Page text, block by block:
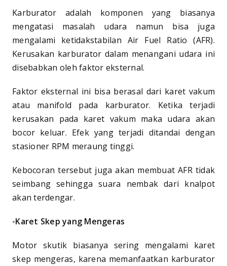
Karburator adalah komponen yang biasanya
mengatasi masalah udara namun bisa juga
mengalami ketidakstabilan Air Fuel Ratio (AFR).
Kerusakan karburator dalam menangani udara ini
disebabkan oleh faktor eksternal.
Faktor eksternal ini bisa berasal dari karet vakum
atau manifold pada karburator. Ketika terjadi
kerusakan pada karet vakum maka udara akan
bocor keluar. Efek yang terjadi ditandai dengan
stasioner RPM meraung tinggi.
Kebocoran tersebut juga akan membuat AFR tidak
seimbang sehingga suara nembak dari knalpot
akan terdengar.
-Karet Skep yang Mengeras
Motor skutik biasanya sering mengalami karet
skep mengeras, karena memanfaatkan karburator